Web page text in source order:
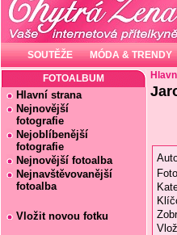
SOUTĚŽE MÓDA & TRENDY
FOTOALBUM
Hlavní strana
Nejnovější
fotografie
Nejoblíbenější
fotografie
Nejnovější fotoalba
Nejnavštěvovanější
fotoalba
Vložit novou fotku